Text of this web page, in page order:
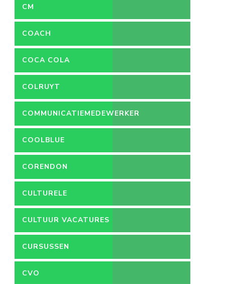
CM
COACH
COCA COLA
COLRUYT
COMMUNICATIEMEDEWERKER
COOLBLUE
CORENDON
CULTURELE
VACATURES
CULTUUR VACATURES
CURSUSSEN
CVO